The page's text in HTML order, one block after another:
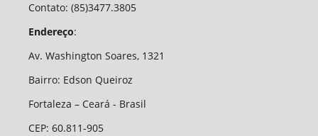
Contato: (85)3477.3805
Endereço:
Av. Washington Soares, 1321
Bairro: Edson Queiroz
Fortaleza – Ceará - Brasil
CEP: 60.811-905